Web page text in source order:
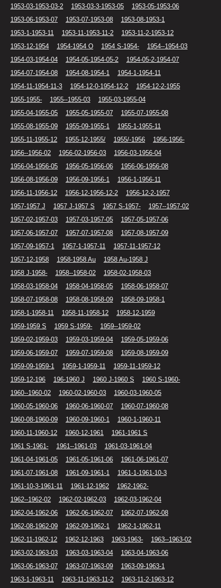
1953-03-1953-03-2 1953-03-3-1953-05
1953-05-1953-06
1953-06-1953-07
1953-07-1953-08
1953-08-1953-1
1953-1-1953-11
1953-11-1953-11-2
1953-11-2-1953-12
1953-12-1954
1954-1954 O 1954 S-1954-
1954--1954-03
1954-03-1954-04
1954-05-1954-05-2
1954-05-2-1954-07
1954-07-1954-08
1954-08-1954-1
1954-1-1954-11
1954-11-1954-11-3
1954-12-0-1954-12-2
1954-12-2-1955
1955-1955-
1955--1955-03
1955-03-1955-04
1955-04-1955-05
1955-05-1955-07
1955-07-1955-08
1955-08-1955-09
1955-09-1955-1
1955-1-1955-11
1955-11-1955-12
1955-12-1955/ 1955/-1956
1956-1956-
1956--1956-02
1956-02-1956-03
1956-03-1956-04
1956-04-1956-05
1956-05-1956-06
1956-06-1956-08
1956-08-1956-09
1956-09-1956-1
1956-1-1956-11
1956-11-1956-12
1956-12-1956-12-2
1956-12-2-1957
1957-1957 J
1957 J-1957 S 1957 S-1957-
1957--1957-02
1957-02-1957-03
1957-03-1957-05
1957-05-1957-06
1957-06-1957-07
1957-07-1957-08
1957-08-1957-09
1957-09-1957-1
1957-1-1957-11
1957-11-1957-12
1957-12-1958
1958-1958 Au
1958 Au-1958 J
1958 J-1958-
1958--1958-02
1958-02-1958-03
1958-03-1958-04
1958-04-1958-05
1958-06-1958-07
1958-07-1958-08
1958-08-1958-09
1958-09-1958-1
1958-1-1958-11
1958-11-1958-12
1958-12-1959
1959-1959 S
1959 S-1959-
1959--1959-02
1959-02-1959-03
1959-03-1959-04
1959-05-1959-06
1959-06-1959-07
1959-07-1959-08
1959-08-1959-09
1959-09-1959-1
1959-1-1959-11
1959-11-1959-12
1959-12-196
196-1960 J 1960 J-1960 S
1960 S-1960-
1960--1960-02
1960-02-1960-03
1960-03-1960-05
1960-05-1960-06
1960-06-1960-07
1960-07-1960-08
1960-08-1960-09
1960-09-1960-1
1960-1-1960-11
1960-11-1960-12
1960-12-1961
1961-1961 S
1961 S-1961-
1961--1961-03
1961-03-1961-04
1961-04-1961-05
1961-05-1961-06
1961-06-1961-07
1961-07-1961-08
1961-09-1961-1
1961-1-1961-10-3
1961-10-3-1961-11
1961-12-1962
1962-1962-
1962--1962-02
1962-02-1962-03
1962-03-1962-04
1962-04-1962-06
1962-06-1962-07
1962-07-1962-08
1962-08-1962-09
1962-09-1962-1
1962-1-1962-11
1962-11-1962-12
1962-12-1963 1963-1963-
1963--1963-02
1963-02-1963-03
1963-03-1963-04
1963-04-1963-06
1963-06-1963-07
1963-07-1963-09
1963-09-1963-1
1963-1-1963-11
1963-11-1963-11-2
1963-11-2-1963-12